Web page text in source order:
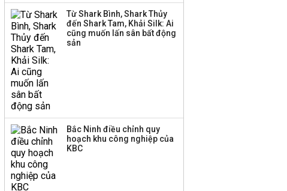
Công ty 100 tỷ của
Huấn Hoa Hồng bỗng
dưng ‘biến mất’, một
Từ Shark Bình, Shark Thủy
đến Shark Tam, Khải Silk: Ai
cũng muốn lấn sân bất động
sản
Bắc Ninh điều chỉnh quy
hoạch khu công nghiệp của
KBC